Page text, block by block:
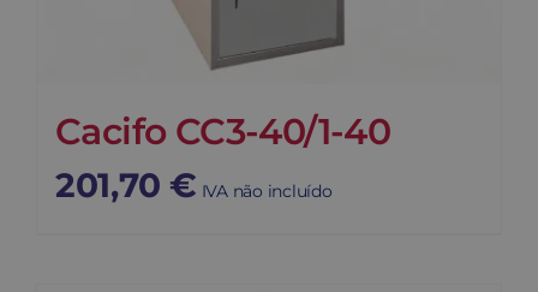
Cacifo CC3-40/1-40
201,70 € IVA não incluído